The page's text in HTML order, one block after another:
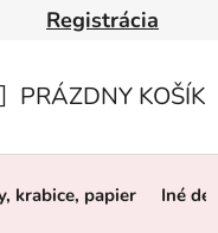
osobných údajov
Registrácia
PRÁZDNY KOŠÍK
krabice, papier Iné